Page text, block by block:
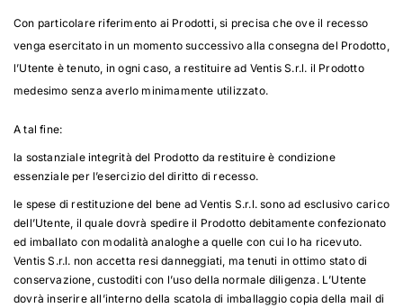
Con particolare riferimento ai Prodotti, si precisa che ove il recesso
venga esercitato in un momento successivo alla consegna del Prodotto,
l’Utente è tenuto, in ogni caso, a restituire ad Ventis S.r.l. il Prodotto
medesimo senza averlo minimamente utilizzato.
A tal fine:
la sostanziale integrità del Prodotto da restituire è condizione
essenziale per l’esercizio del diritto di recesso.
le spese di restituzione del bene ad Ventis S.r.l. sono ad esclusivo carico
dell’Utente, il quale dovrà spedire il Prodotto debitamente confezionato
ed imballato con modalità analoghe a quelle con cui lo ha ricevuto.
Ventis S.r.l. non accetta resi danneggiati, ma tenuti in ottimo stato di
conservazione, custoditi con l’uso della normale diligenza. L’Utente
dovrà inserire all’interno della scatola di imballaggio copia della mail di